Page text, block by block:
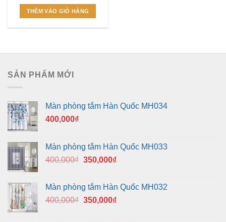
THÊM VÀO GIỎ HÀNG
SẢN PHẨM MỚI
Màn phòng tắm Hàn Quốc MH034
400,000₫
Màn phòng tắm Hàn Quốc MH033
400,000₫ Giá
400,000₫.
350,000₫Giá
là:
350,000₫.
Màn phòng tắm Hàn Quốc MH032
400,000₫ Giá
350,000₫Giá